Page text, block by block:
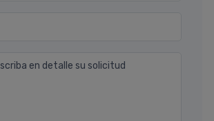
en detalle su solicitud